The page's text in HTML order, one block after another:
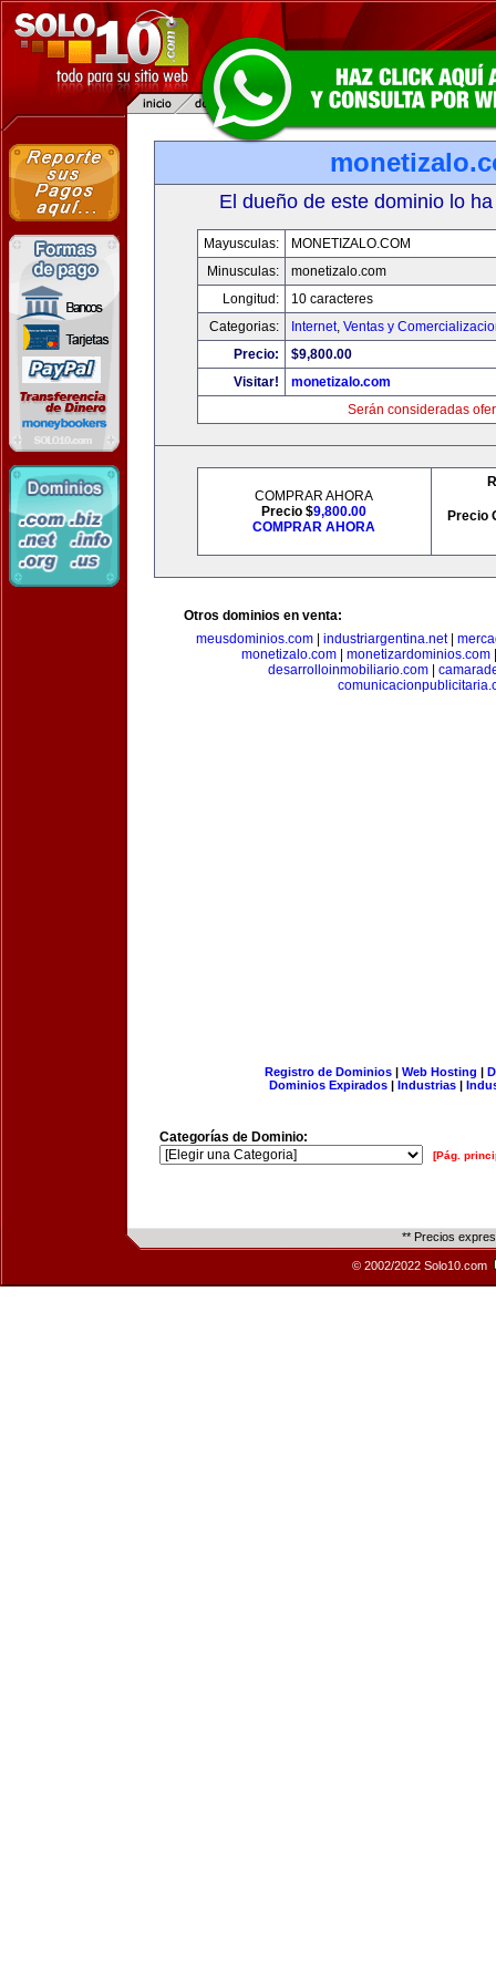
El dueño de este dominio lo
Mayusculas:
MONETIZALO.COM
Minusculas:
monetizalo.com
Longitud:
10 caracteres
Categorias:
Internet, Ventas y
Precio:
$9,800.00
Visitar!
monetizalo.com
Serán consideradas
COMPRAR AHORA
Precio $9,800.00
COMPRAR AHORA
Precio
Otros dominios en venta:
meusdominios.com| industriargentina.net|
monetizalo.com| monetizardominios.com
desarrolloinmobiliario.com
Registro de Dominios| Web Hosting |
Dominios Expirados | Industrias |
Categorías de Dominio:
[Pág.
** Precios
© 2002/2022 Solo10.com